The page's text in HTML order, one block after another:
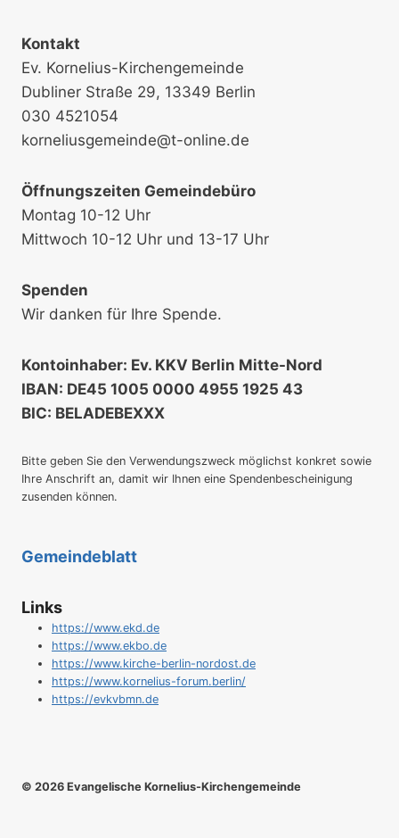
Kontakt
Ev. Kornelius-Kirchengemeinde
Dubliner Straße 29, 13349 Berlin
030 4521054
korneliusgemeinde@t-online.de
Öffnungszeiten Gemeindebüro
Montag 10-12 Uhr
Mittwoch 10-12 Uhr und 13-17 Uhr
Spenden
Wir danken für Ihre Spende.
Kontoinhaber: Ev. KKV Berlin Mitte-Nord
IBAN: DE45 1005 0000 4955 1925 43
BIC: BELADEBEXXX
Bitte geben Sie den Verwendungszweck möglichst konkret sowie
Ihre Anschrift an, damit wir Ihnen eine Spendenbescheinigung
zusenden können.
Gemeindeblatt
Links
https://www.ekd.de
https://www.ekbo.de
https://www.kirche-berlin-nordost.de
https://www.kornelius-forum.berlin/
https://evkvbmn.de
© 2026 Evangelische Kornelius-Kirchengemeinde